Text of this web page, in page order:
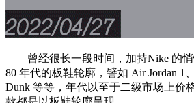
曾经很长一段时间，加持Nike 的悄
80 年代的板鞋轮廓，譬如 Air Jordan 1
Dunk 等等，年代以至于二级市场上价